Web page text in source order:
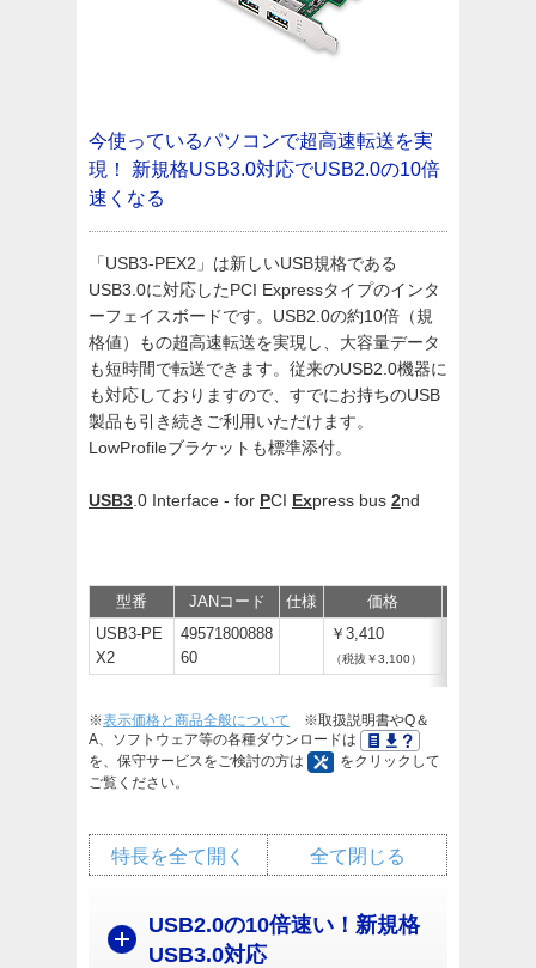
今使っているパソコンで超高速転送を実
現！
新規格USB3.0対応でUSB2.0の10倍
速くなる
「USB3-PEX2」は新しいUSB規格である
USB3.0に対応したPCI Expressタイプのインタ
ーフェイスボードです。USB2.0の約10倍（規
格値）もの超高速転送を実現し、大容量データ
も短時間で転送できます。従来のUSB2.0機器に
も対応しておりますので、すでにお持ちのUSB
製品も引き続きご利用いただけます。
LowProfileブラケットも標準添付。
USB3 .0 Interface - for PCI Express bus 2nd
型番 JANコード 仕様 価格
USB3-PE
X2
49571800888
60
￥3,410
（税抜￥3,100）
※表示価格と商品全般について ※取扱説明書やQ＆
A、ソフトウェア等の各種ダウンロードは
を、保守サービスをご検討の方は
をクリックして
ご覧ください。
全て閉じる
特長を全て開く
USB2.0の10倍速い！新規格
USB3.0対応